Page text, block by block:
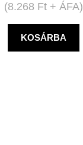
(8.268 Ft+ ÁFA)
KOSÁRBA